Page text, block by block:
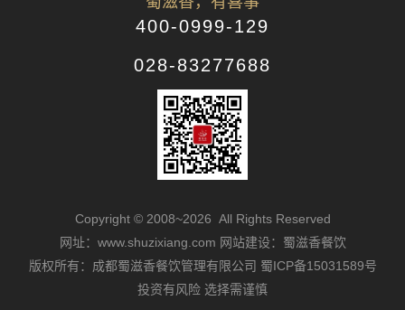
400-0999-129
028-83277688
Copyright © 2008~2026 All Rights Reserved
网址：www.shuzixiang.com 网站建设：蜀滋香餐饮
版权所有：成都蜀滋香餐饮管理有限公司 蜀ICP备15031589号
投资有风险 选择需谨慎